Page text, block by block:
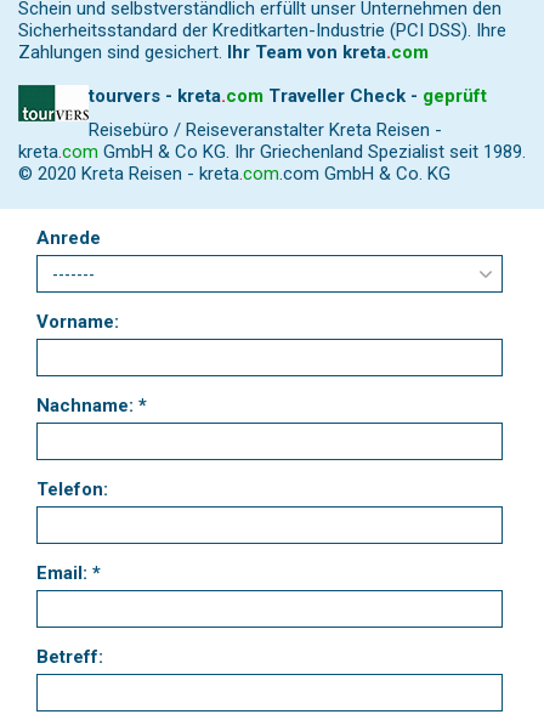
Schein und selbstverständlich erfüllt unser Unternehmen den
Sicherheitsstandard der Kreditkarten-Industrie (PCI DSS). Ihre
Zahlungen sind gesichert. Ihr Team von kreta.com
tourvers - kreta.com Traveller Check - geprüft
Reisebüro / Reiseveranstalter Kreta Reisen -
kreta.com GmbH & Co KG. Ihr Griechenland Spezialist seit 1989.
© 2020 Kreta Reisen - kreta.com.com GmbH & Co. KG
Anrede
Vorname:
Nachname: *
Telefon:
Email: *
Betreff: